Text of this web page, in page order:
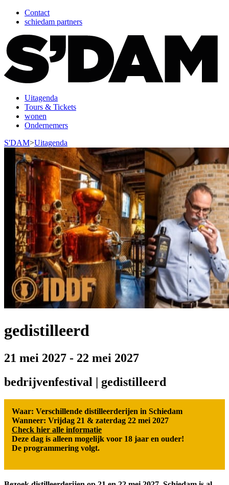
Contact
schiedam partners
Uitagenda
Tours & Tickets
wonen
Ondernemers
S'DAM>Uitagenda
gedistilleerd
21 mei 2027 - 22 mei 2027
bedrijvenfestival | gedistilleerd
Waar: Verschillende distilleerderijen in Schiedam
Wanneer: Vrijdag 21 & zaterdag 22 mei 2027
Check hier alle informatie
Deze dag is alleen mogelijk voor 18 jaar en ouder!
De programmering volgt.